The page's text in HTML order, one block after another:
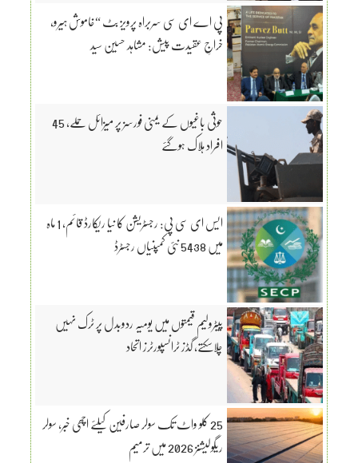
پی اے ای سی سربراہ پرویز بٹ “خاموش ہیرو،
خراجِ عقیدت پیش: مشاہد حسین سید
حوثی باغیوں کے یمنی فورسز پر میزائل حملے، 45
افراد ہلاک ہوگئے
ایس ای سی پی: رجسٹریشن کا نیا ریکارڈ قائم، 1 ماہ
میں 5438 نئی کمپنیاں رجسٹرڈ
پیٹرولیم قیمتوں میں یومیہ ردوبدل پر ٹرک نہیں
چلاسکتے، گڈز ٹرانسپورٹرز اتحاد
25 کلو واٹ تک سولر صارفین کیلئے اچھی خبر، سولر
ریگولیشنز 2026 میں ترمیم